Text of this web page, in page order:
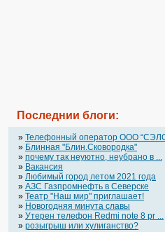
Последнии блоги:
» Телефонный оператор OOO
» Блинная "Блин.Сковородка"
» почему так неуютно, неубрано в ...
» Вакансия
» Любимый город летом 2021 года
» АЗС Газпромнефть в Северске
» Театр "Наш мир" приглашает!
» Новогодняя минута славы
» Утерен телефон Redmi note 8 pr ...
» розыгрыш или хулиганство?